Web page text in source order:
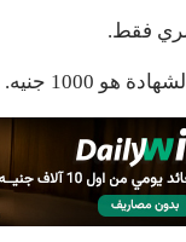
فقط.
هو 1000 جنيه.